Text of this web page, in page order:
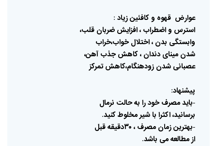
عوارض قهوه وکافئینزیاد :
استرس واضطراب ،افزایش ضربان قلب،
وابستگی بدن ،اختلال خواب،خراب
شدن مینای دندان ،کاهش جذب آهن،
عصبانی شدن زودهنگام،کاهش تمرکز
پیشنهاد:
-بایدمصرف خودرا بهحالت نرمال
برسانید،اکثرا باشیر‌مخلوطکنید.
-بهترینزمان مصرف ، ۳۰دقیقه
قبل
ازمطالعهمی باشد.